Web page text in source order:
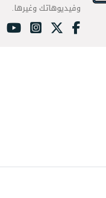
وفيديوهاتك وغيرها.